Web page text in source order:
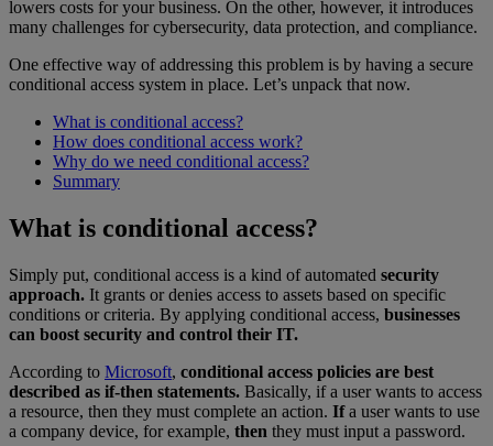
lowers costs for your business. On the other, however, it introduces
many challenges for cybersecurity, data protection, and compliance.
One effective way of addressing this problem is by having a secure
conditional access system in place. Let’s unpack that now.
What is conditional access?
How does conditional access work?
Why do we need conditional access?
Summary
What is conditional access?
Simply put, conditional access is a kind of automated security
approach. It grants or denies access to assets based on specific
conditions or criteria. By applying conditional access, businesses
can boost security and control their IT.
According to Microsoft, conditional access policies are best
described as if-then statements. Basically, if a user wants to access
a resource, then they must complete an action. Ifa user wants to use
a company device, for example, then they must input a password.